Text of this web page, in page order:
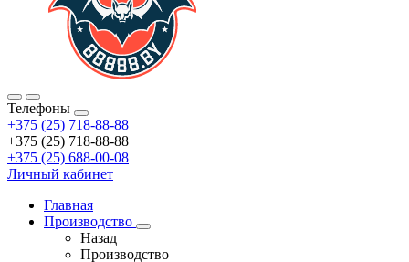
Телефоны
+375 (25) 718-88-88
+375 (25) 718-88-88
+375 (25) 688-00-08
Личный кабинет
Главная
Производство
Назад
Производство